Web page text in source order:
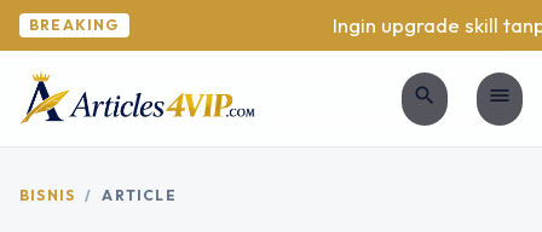
BREAKING Ingin upgrade skill
search menu
BISNIS / ARTICLE